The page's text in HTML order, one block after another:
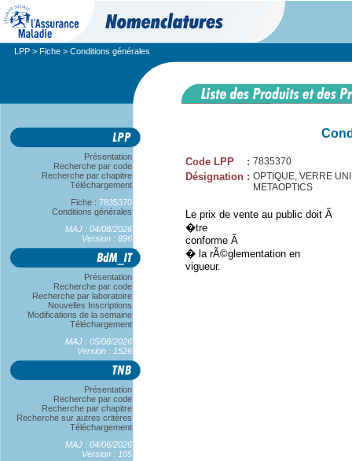
LPP > Fiche > Conditions générales
Présentation
Recherche par code
Recherche par chapitre
Téléchargement
Fiche : 7835370
Conditions générales
MAJ : 04/08/2026
Version : 896
Présentation
Recherche par code
Recherche par laboratoire
Nouvelles Inscriptions
Modifications de la semaine
Téléchargement
MAJ : 05/08/2026
Version : 1526
Présentation
Recherche par code
Recherche par chapitre
Recherche sur autres critères
Téléchargement
MAJ : 04/06/2026
Version : 105
Code LPP : 7835370
Désignation : OPTIQUE, VERRE
METAOPTICS
Le prix de vente au public doit Ã
�tre
conforme Ã
� la rÃ©glementation en
vigueur.